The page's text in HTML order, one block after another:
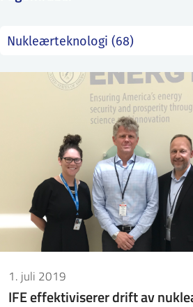
PRESSE ENGLISH
1. juli 2019
IFE effektiviserer drift av